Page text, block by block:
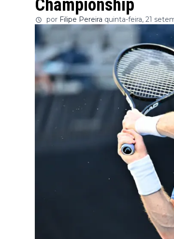
Championship
por Filipe Pereira quinta-feira, 21